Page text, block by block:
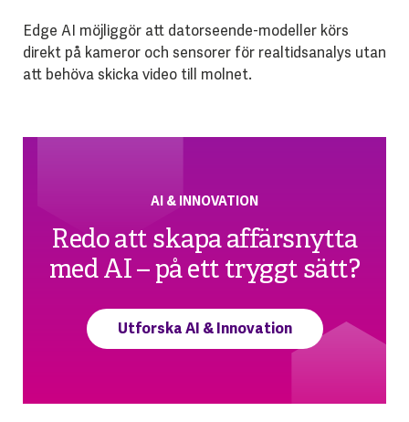
Edge AI möjliggör att datorseende-modeller körs
direkt på kameror och sensorer för realtidsanalys utan
att behöva skicka video till molnet.
AI & INNOVATION
Redo att skapa affärsnytta
med AI – på ett tryggt sätt?
Utforska AI & Innovation